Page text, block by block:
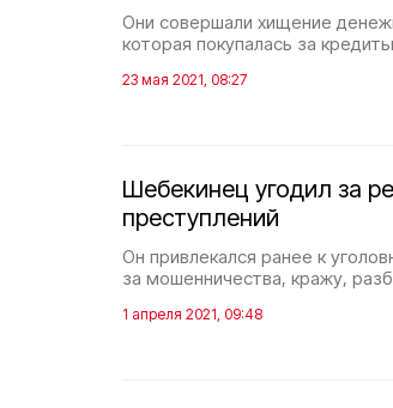
Они совершали хищение
которая покупалась за
23 мая 2021, 08:27
Шебекинец угодил за
преступлений
Он привлекался ранее к
за мошенничества, кражу,
1 апреля 2021, 09:48